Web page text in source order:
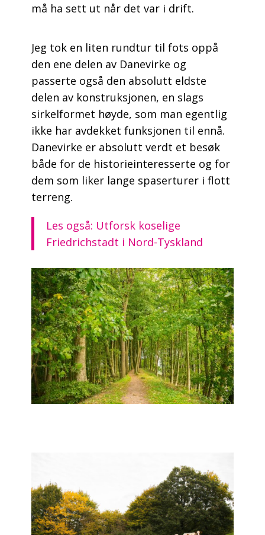
må ha sett ut når det var i drift.
Jeg tok en liten rundtur til fots oppå
den ene delen av Danevirke og
passerte også den absolutt eldste
delen av konstruksjonen, en slags
sirkelformet høyde, som man egentlig
ikke har avdekket funksjonen til ennå.
Danevirke er absolutt verdt et besøk
både for de historieinteresserte og for
dem som liker lange spaserturer i flott
terreng.
Les også: Utforsk koselige
Friedrichstadt i Nord-Tyskland